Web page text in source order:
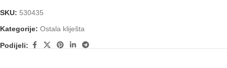
SKU: 530435
Kategorije: Ostala kliješta
Podijeli: